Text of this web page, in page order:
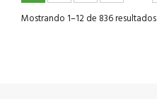
Mostrando 1–12 de 836 resultados